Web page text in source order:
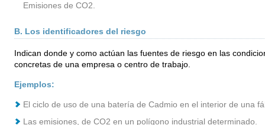
Emisiones de CO2.
B. Los identificadores del riesgo
Indican donde y como actúan las fuentes de riesgo en las
concretas de una empresa o centro de trabajo.
Ejemplos:
El ciclo de uso de una batería de Cadmio en el interior de una
Las emisiones, de CO2 en un polígono industrial determinado.